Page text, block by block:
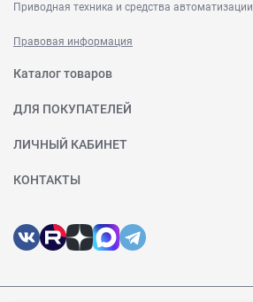
Приводная техника и средства автоматизации
Правовая информация
Каталог товаров
ДЛЯ ПОКУПАТЕЛЕЙ
ЛИЧНЫЙ КАБИНЕТ
КОНТАКТЫ